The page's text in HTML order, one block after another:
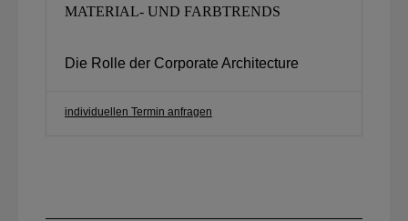
MATERIAL- UND FARBTRENDS
Die Rolle der Corporate Architecture
individuellen Termin anfragen